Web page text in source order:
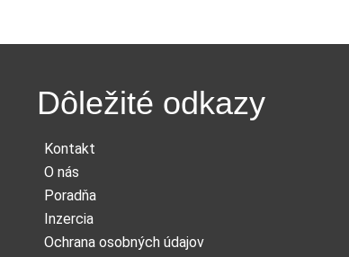
Dôležité odkazy
Kontakt
O nás
Poradňa
Inzercia
Ochrana osobných údajov